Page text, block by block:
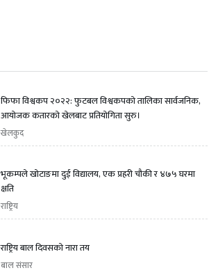
फिफा विश्वकप २०२२: फुटबल विश्वकपको तालिका सार्वजनिक,
आयोजक कतारको खेलबाट प्रतियोगिता सुरु।
खेलकुद
भूकम्पले खोटाङमा दुई विद्यालय, एक प्रहरी चौकी र ४७५ घरमा
क्षति
राष्ट्रिय
राष्ट्रिय बाल दिवसको नारा तय
बाल संसार